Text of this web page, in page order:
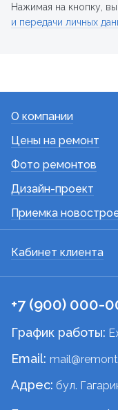
Нажимая на кнопку,
и передачи личных
О компании
Цены на ремонт
Фото ремонтов
Дизайн-проект
Приемка
Кабинет клиента
+7 (900) 000-
График работы:
Email:
Адрес: бул.